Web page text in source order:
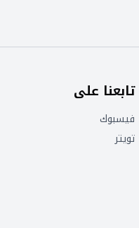
تابعنا على
فيسبوك
تويتر